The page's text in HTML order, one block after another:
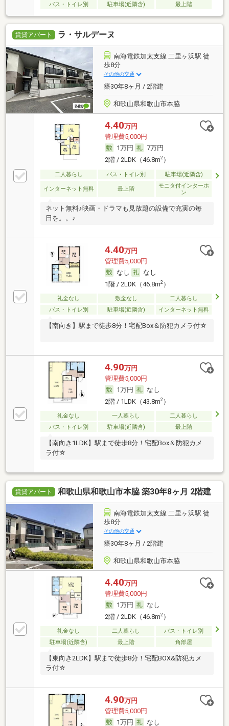
バス・トイレ別
駐車場(近隣含) 最上階
賃貸アパート ラ・サルデーヌ
南海電鉄加太支線 二里ヶ浜駅 徒
歩8分
その他の交通
築30年8ヶ月 / 2階建
和歌山県和歌山市本脇
4.40万円
管理費5,000円
1万円
7万円
2階 / 2LDK（46.8m2）
二人暮らし バス・トイレ別 駐車場(近隣含)
インターネット無料 最上階
モニタ付インターホ
ン
ネット無料♪映画・ドラマも見放題の設備で充実の毎
日を。。♪
4.40万円
管理費5,000円
なし
なし
1階 / 2LDK（46.8m2）
礼金なし 敷金なし
二人暮らし
バス・トイレ別
駐車場(近隣含) インターネット無料
【南向き】駅まで徒歩8分！宅配Box＆防犯カメラ付☆
4.90万円
管理費5,000円
1万円
なし
2階 / 1LDK（43.8m2）
礼金なし 一人暮らし
二人暮らし
バス・トイレ別
駐車場(近隣含) 最上階
【南向き1LDK】駅まで徒歩8分！宅配Box＆防犯カメ
ラ付☆
賃貸アパート 和歌山県和歌山市本脇 築30年8ヶ月 2階建
南海電鉄加太支線 二里ヶ浜駅 徒
歩8分
その他の交通
築30年8ヶ月 / 2階建
和歌山県和歌山市本脇
4.40万円
管理費5,000円
1万円
なし
2階 / 2LDK（46.8m2）
礼金なし 二人暮らし
バス・トイレ別
駐車場(近隣含)
最上階 角部屋
【東向き2LDK】駅まで徒歩8分！宅配BOX&防犯カメ
ラ付☆
4.90万円
管理費5,000円
1万円
なし